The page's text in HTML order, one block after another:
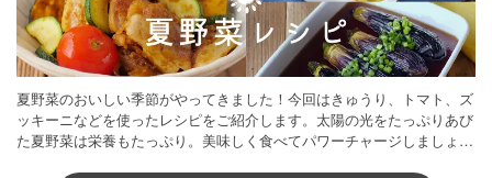
夏野菜のおいしい季節がやってきました！今回はきゅうり、トマト、ズ
ッキーニなどを使ったレシピをご紹介します。太陽の光をたっぷりあび
た夏野菜は栄養もたっぷり。美味しく食べてパワーチャージしましょう